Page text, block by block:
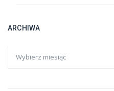
ARCHIWA